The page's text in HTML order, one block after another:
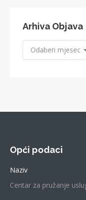
Arhiva Objava
Arhiva
Objava
Opći podaci
Naziv
Centar za pružanje